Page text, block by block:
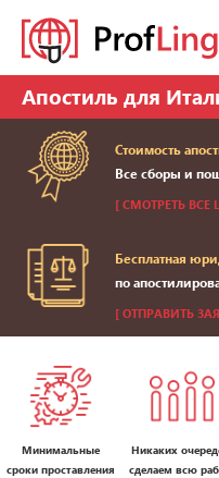
Апостиль для
Стоимость
Все сборы и
[ СМОТРЕТЬ
Бесплатная
по
[ ОТПРАВИТЬ
Минимальные
сроки проставления
Никаких
сделаем всю